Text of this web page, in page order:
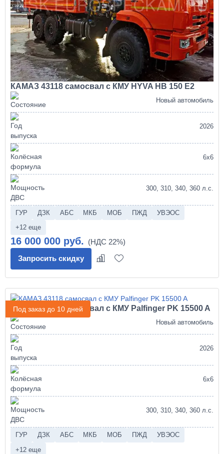
КАМАЗ 43118 самосвал с КМУ HYVA HB 150 E2
Новый автомобиль
2026
6х6
300, 310, 340, 360 л.с.
ГУР ДЗК АБС МКБ МОБ ПЖД
УВЭОС
+12 еще
16 000 000 руб.
Запросить скидку
Под заказ до 10 дней
КАМАЗ 43118 самосвал с КМУ Palfinger PK 15500 A
Новый автомобиль
2026
6х6
300, 310, 340, 360 л.с.
ГУР ДЗК АБС МКБ МОБ ПЖД
УВЭОС
+12 еще